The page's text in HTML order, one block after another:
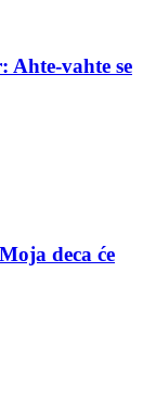
vahte se
deca će